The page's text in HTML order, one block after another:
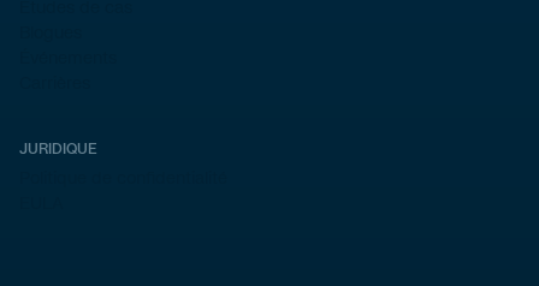
JURIDIQUE